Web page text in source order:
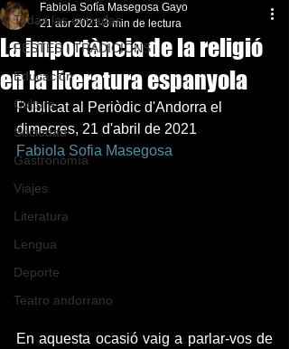
Todas las entradas
FESTES I TRADICIONS
Educación
Cultura
Sociedad
Gastronomía
Viajes
Literatura
Lengua
Deporte
Teatro andorrano
La importància de la religió
en la literatura espanyola
Fabiola Sofía Masegosa Gayo
21 abr 2021 3 min de lectura
Publicat al Periòdic d'Andorra el
dimecres, 21 d'abril de 2021
Fabiola Sofia Masegosa
En aquesta ocasió vaig a parlar-vos de